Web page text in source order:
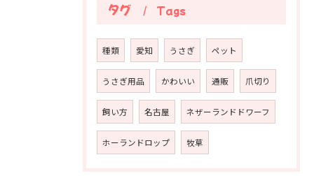
タグ Tags
種類 愛知 うさぎ ペット
うさぎ用品 かわいい 通販 爪切り
飼い方 名古屋 ネザーランドドワーフ
ホーランドロップ 牧草